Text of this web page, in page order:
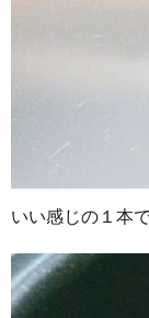
いい感じの１本